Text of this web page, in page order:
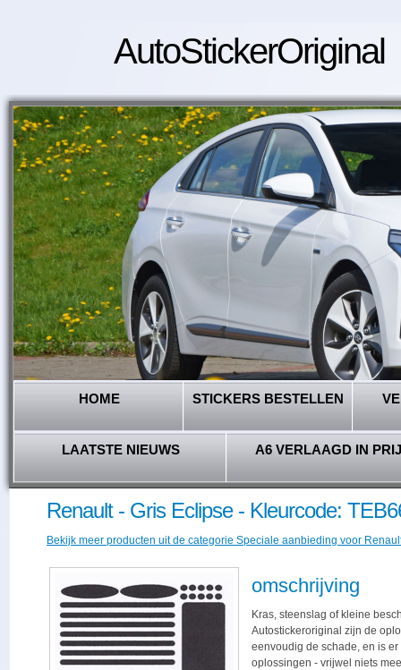
AutoStickerOriginal
HOME STICKERS BESTELLEN
LAATSTE NIEUWS A6 VERLAAGD IN
Renault - Gris Eclipse - Kleurcode:
Bekijk meer producten uit de categorie Speciale aanbieding voor
omschrijving
Kras, steenslag of kleine
Autostickeroriginal zijn de
eenvoudig de schade, en is
oplossingen - vrijwel niets